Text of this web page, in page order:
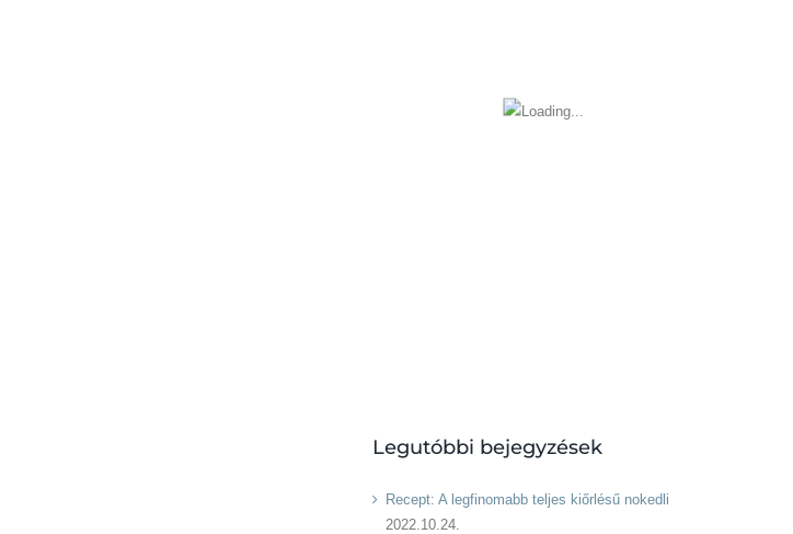
Legutóbbi bejegyzések
Recept: A legfinomabb teljes kiőrlésű nokedli
2022.10.24.